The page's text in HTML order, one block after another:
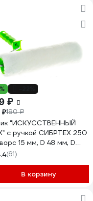
₽
₽190 ₽
"ИСКУССТВЕННЫЙ
с ручкой СИБРТЕХ 250
15 мм, D 48 мм, D
- 6 мм, полиэстер 80114
(61)
В корзину